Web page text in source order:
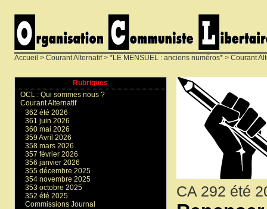
Accueil > Courant Alternatif> *LE MENSUEL : anciens numéros* > Courant
CA 292 été
Rubriques
OCL : Qui sommes nous ?
Courant Alternatif
362 été 2026
361 juin 2026
360 mai 2026
359 Avril 2026
358 mars 2026
357 février 2026
356 janvier 2026
355 décembre 2025
354 novembre 2025
353 octobre 2025
352 été 2025
Commissions Journal